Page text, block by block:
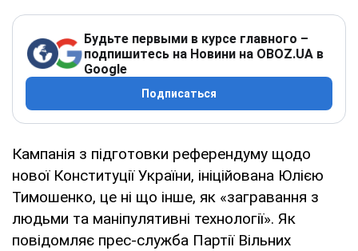
Будьте первыми в курсе главного –
подпишитесь на Новини на OBOZ.UA в
Google
Подписаться
Кампанія з підготовки референдуму щодо
нової Конституції України, ініційована Юлією
Тимошенко, це ні що інше, як «загравання з
людьми та маніпулятивні технології». Як
повідомляє прес-служба Партії Вільних